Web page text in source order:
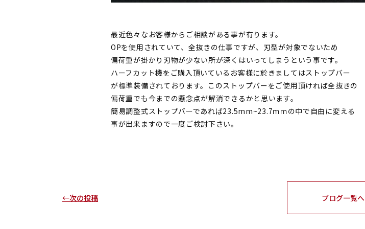
最近色々なお客様からご相談がある事が有ります。
OPを使用されていて、全抜きの仕事ですが、刃型が対象でないため
偏荷重が掛かり刃物が少ない所が深くはいってしまうという事です。
ハーフカット機をご購入頂いているお客様に於きましてはストップバー
が標準装備されております。このストップバーをご使用頂ければ全抜きの
偏荷重でも今までの懸念点が解消できるかと思います。
簡易調整式ストップバーであれば23.5mm~23.7ｍｍの中で自由に変える
事が出来ますので一度ご検討下さい。
←次の投稿 ブログ一覧へ